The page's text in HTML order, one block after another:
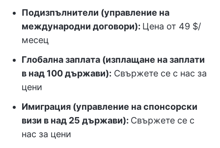
Подизпълнители (управление на
международни договори): Цена от 49 $/
месец
Глобална заплата (изплащане на заплати
в над 100 държави): Свържете се с нас за
цени
Имиграция (управление на спонсорски
визи в над 25 държави): Свържете се с
нас за цени